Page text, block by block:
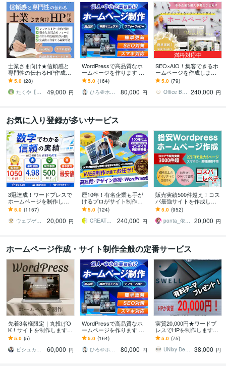
士業さま向け★信頼感と
専門性の伝わるHP作成し
ます 弁護士様、司法書士
様、行政書士様、社労士
様、税理士様向けに！
5.0 (28)
たくや【WEB制作 G_conure】
49,000 円
WordPressで高品質なホ
ームページを作ります シ
ンプル/SEO/ホームペー
ジ/おしゃれ/スタイリッシ
ュ
5.0 (164)
ひろ＠ホームページ制作
80,000 円
満枠対応中
SEO×AIO！集客できるホ
ームページを作成します
★ 初心者歓迎！オリジナ
ルデザイン！簡単更新！
オシャレなＨＰ
5.0 (79)
Office Bouquetgarni 240,000 円
お気に入り登録が多いサービス
3冠達成！ワードプレスで
ホームページを制作しま
す WEB制作＆デザイン部
門1位（販売数・評価数・
お気に入り数）
5.0 (1157)
ウェブゲート
20,000 円
歴10年！有名企業も手が
けるプロがサイト制作し
ます 初心者でも安心★ヒ
アリング重視・要望に沿
って柔軟に対応可能
5.0 (124)
CREATORSZERO
240,000 円
販売実績500件越え！コス
パ最強サイトを作成しま
す 起業、副業、ブログ！
WPで更新楽々！オリジナ
ルデザイン可能
5.0 (952)
ponta_依頼多数のため返信遅れます
20,000 円
ホームページ作成・サイト制作全般の定番サービス
先着3名様限定｜丸投げO
K！サイトを制作します
こだわりのデザイン×高速
表示×SEO対策
5.0 (5)
ピシュカWeb制作所
60,000 円
WordPressで高品質なホ
ームページを作ります シ
ンプル/SEO/ホームペー
ジ/おしゃれ/スタイリッシ
ュ
5.0 (164)
ひろ＠ホームページ制作
80,000 円
実質20,000円★ワードプ
レスでHPを制作します
【テーマ導入費無料！】
有料テーマ「SWELL」で
制作！
5.0 (75)
UNIxy Design
38,000 円